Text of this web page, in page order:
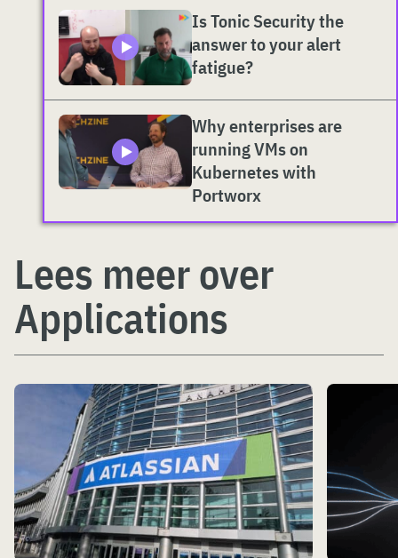
Is Tonic Security the
answer to your alert
fatigue?
Why enterprises are
running VMs on
Kubernetes with
Portworx
Lees meer over
Applications